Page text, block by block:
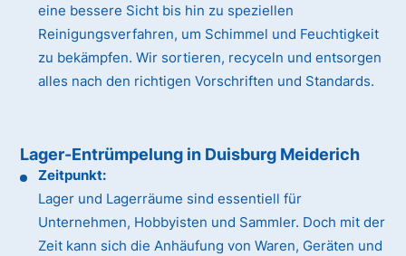
eine bessere Sicht bis hin zu speziellen
Reinigungsverfahren, um Schimmel und Feuchtigkeit
zu bekämpfen. Wir sortieren, recyceln und entsorgen
alles nach den richtigen Vorschriften und Standards.
Lager-Entrümpelung in Duisburg Meiderich
Zeitpunkt:
Lager und Lagerräume sind essentiell für
Unternehmen, Hobbyisten und Sammler. Doch mit der
Zeit kann sich die Anhäufung von Waren, Geräten und